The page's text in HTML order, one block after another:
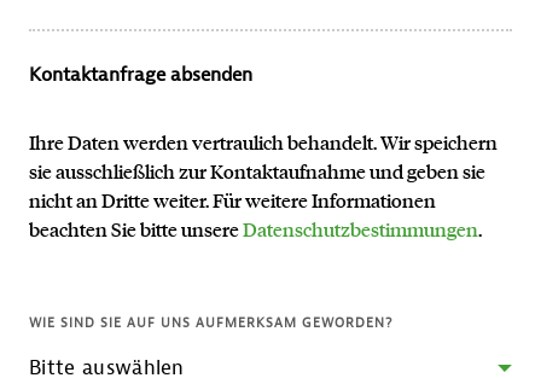
Kontaktanfrage absenden
Ihre Daten werden vertraulich behandelt. Wir speichern
sie ausschließlich zur Kontaktaufnahme und geben sie
nicht an Dritte weiter. Für weitere Informationen
beachten Sie bitte unsereDatenschutzbestimmungen.
WIE SIND SIE AUF UNS AUFMERKSAM GEWORDEN?